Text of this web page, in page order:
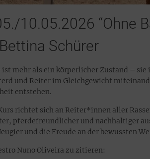
10.05.2026 “Ohne
Schürer
ist mehr als ein körperlicher Zustand –
und Reiter im Gleichgewicht
entstehen.
richtet sich an Reiter*innen aller
pferdefreundlicher und nachhaltiger
und die Freude an der bewussten
Nuno Oliveira zu zitieren: